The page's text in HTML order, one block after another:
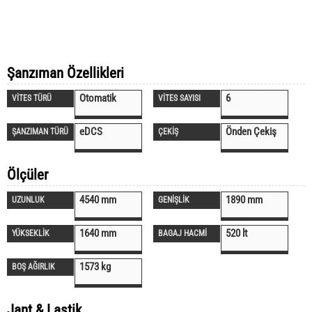
Şanzıman Özellikleri
VİTES TÜRÜ Otomatik VİTES SAYISI 6
ŞANZIMAN TÜRÜ eDCS ÇEKİŞ Önden Çekiş
Ölçüler
UZUNLUK 4540 mm GENİŞLİK 1890 mm
YÜKSEKLİK 1640 mm BAGAJ HACMİ 520 lt
BOŞ AĞIRLIK 1573 kg